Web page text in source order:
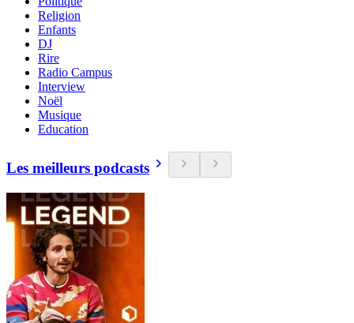
Religion
Enfants
DJ
Rire
Radio Campus
Interview
Noël
Musique
Education
Les meilleurs podcasts